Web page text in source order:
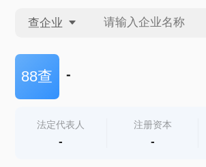
查企业
查企业
查产地
88查 -
法定代表人
-
注册资本
-